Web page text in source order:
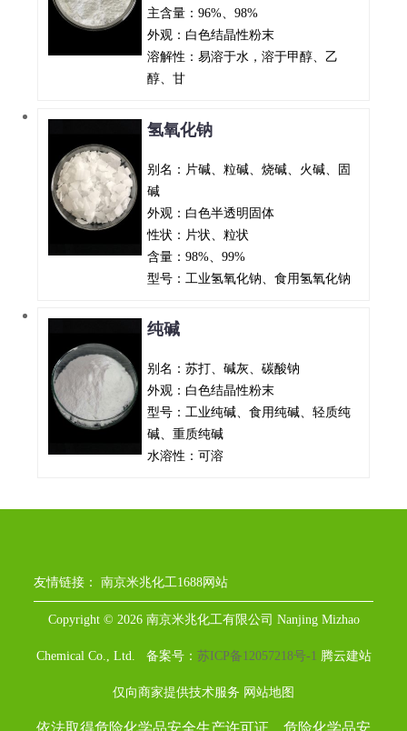
主含量：96%、98%
外观：白色结晶性粉末
溶解性：易溶于水，溶于甲醇、乙
醇、甘
氢氧化钠
别名：片碱、粒碱、烧碱、火碱、固
碱
外观：白色半透明固体
性状：片状、粒状
含量：98%、99%
型号：工业氢氧化钠、食用氢氧化钠
纯碱
别名：苏打、碱灰、碳酸钠
外观：白色结晶性粉末
型号：工业纯碱、食用纯碱、轻质纯
碱、重质纯碱
水溶性：可溶
友情链接： 南京米兆化工1688网站
Copyright © 2026 南京米兆化工有限公司 Nanjing Mizhao
Chemical Co., Ltd. 备案号： 苏ICP备12057218号-1 腾云建站
仅向商家提供技术服务 网站地图
依法取得危险化学品安全生产许可证、危险化学品安